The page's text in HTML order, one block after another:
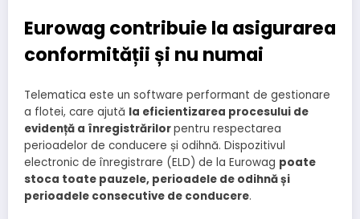
Eurowag contribuie la asigurarea
conformității și nu numai
Telematica este un software performant de gestionare
a flotei, care ajută la eficientizarea procesului de
evidență a înregistrărilorpentru respectarea
perioadelor de conducere și odihnă. Dispozitivul
electronic de înregistrare (ELD) de la Eurowag poate
stoca toate pauzele, perioadele de odihnă și
perioadele consecutive de conducere.